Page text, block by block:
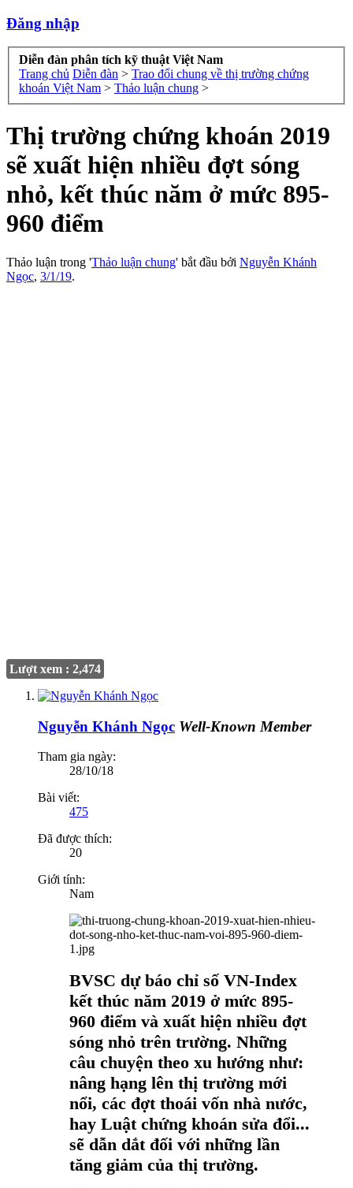
Đăng nhập
Diễn đàn phân tích kỹ thuật Việt Nam
Trang chủ Diễn đàn > Trao đổi chung về thị trường chứng
khoán Việt Nam > Thảo luận chung >
Thị trường chứng khoán 2019
sẽ xuất hiện nhiều đợt sóng
nhỏ, kết thúc năm ở mức 895-
960 điểm
Thảo luận trong 'Thảo luận chung' bắt đầu bởi Nguyễn Khánh
Ngọc, 3/1/19.
Lượt xem : 2,474
Nguyễn Khánh Ngọc Well-Known Member
Tham gia ngày:
28/10/18
Bài viết:
475
Đã được thích:
20
Giới tính:
Nam
BVSC dự báo chỉ số VN-Index
kết thúc năm 2019 ở mức 895-
960 điểm và xuất hiện nhiều đợt
sóng nhỏ trên trường. Những
câu chuyện theo xu hướng như:
nâng hạng lên thị trường mới
nổi, các đợt thoái vốn nhà nước,
hay Luật chứng khoán sửa đổi...
sẽ dẫn dắt đối với những lần
tăng giảm của thị trường.